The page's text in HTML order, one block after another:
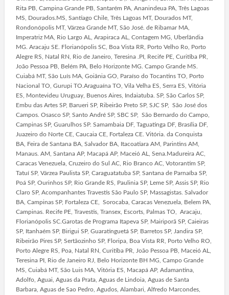
Rita PB, Campina Grande PB, Santarém PA, Ananindeua PA, Três Lagoas
MS, Dourados.MS, Santiago Chile, Três Lagoas MT, Dourados MT,
Rondonópolis MT, Várzea Grande MT, São José. de Ribamar MA,
Imperatriz MA, Rio Largo AL, Arapiraca AL, Contagem MG, Uberlândia
MG. Aracaju SE. Florianópolis SC, Boa Vista RR, Porto Velho Ro, Porto
Alegre RS, Natal RN, Rio de Janeiro, Teresina .PI, Recife PE, Curitiba PR,
João Pessoa PB, Belém PA, Belo Horizonte MG. Campo Grande MS.
Cuiabá MT, São Luís MA, Goiânia GO, Paraíso do Tocantins TO, Porto
Nacional TO, Gurupi TO.Araguaína TO, Vila Velha ES, Serra ES, Vitória
ES, Montevideu Uruguay, Buenos Aires, Indaiatuba. SP, São Carlos SP,
Embu das Artes SP, Barueri SP, Ribeirão Preto SP, SJC SP, São José dos
Campos. Osasco SP, Santo André SP, SBC SP, São Bernardo do Campo,
Campinas SP, Guarulhos SP. Samambaia DF, Taguatinga DF, Brasília DF,
Juazeiro do Norte CE, Caucaia CE, Fortaleza CE. Vitória. da Conquista
BA, Feira de Santana BA, Salvador BA, Itacoatiara AM, Parintins AM,
Manaus. AM, Santana AP, Macapá AP, Maceió AL, Sena.Madureira AC,
Caracas Venezuela, Cruzeiro do Sul AC, Rio Branco AC, Votorantim SP,
Tatuí SP, Várzea Paulista SP, Caraguatatuba SP, Santana de Parnaíba SP,
Poá SP, Ourinhos SP, Rio Grande RS, Paulinia SP, Leme SP, Assis SP, Rio
Claro SP, Acompanhantes Travestis São Paulo SP, Massagistas. Salvador
BA, Campinas SP, Fortaleza CE, Sorocaba, Caracas Venezuela, Belem PA,
Campinas. Recife PE, Travestis, Transex, Escorts, Palmas TO, Aracaju,
Florianópolis SC.Garotas de Programa Itapeva SP, Mairiporã SP, Caieiras
SP, Itanhaém SP, Birigui SP, Guaratinguetá SP, Barretos SP, Jandira SP,
Ribeirão Pires SP, Sertãozinho SP, Floripa, Boa Vista RR, Porto Velho RO,
Porto Alegre RS, Poa, Natal RN, Curitiba PR, João Pessoa PB, Maceió AL,
Teresina PI, Rio de Janeiro RJ, Belo Horizonte BH MG, Campo Grande
MS, Cuiabá MT, São Luis MA, Vitória ES, Macapá AP, Adamantina,
Adolfo, Aguai, Aguas da Prata, Aguas de Lindoia, Aguas de Santa
Barbara, Aguas de Sao Pedro, Agudos, Alambari, Alfredo Marcondes,